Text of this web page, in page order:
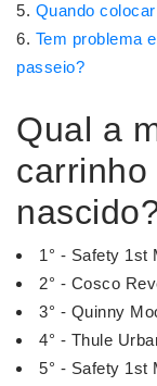
Quando
Tem problema
passeio?
Qual a
carrinho
1° - Safety 1st
2° - Cosco
3° - Quinny
4° - Thule
5° - Safety 1st